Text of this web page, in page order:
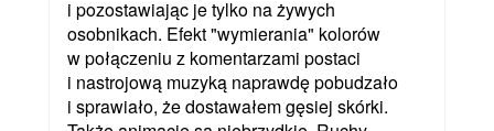
i pozostawiając je tylko na żywych
osobnikach. Efekt "wymierania" kolorów
w połączeniu z komentarzami postaci
i nastrojową muzyką naprawdę pobudzało
i sprawiało, że dostawałem gęsiej skórki.